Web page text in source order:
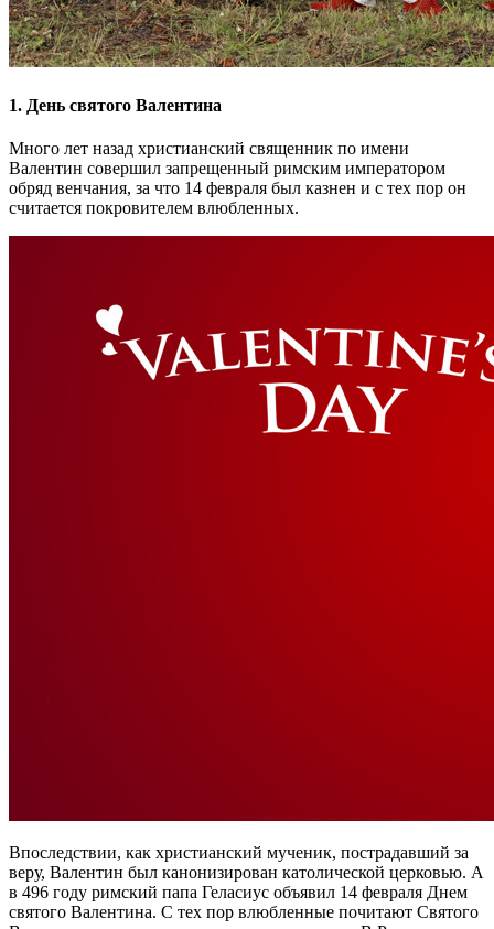
1. День святого Валентина
Много лет назад христианский священник по имени
Валентин совершил запрещенный римским императором
обряд венчания, за что 14 февраля был казнен и с тех пор он
считается покровителем влюбленных.
Впоследствии, как христианский мученик, пострадавший за
веру, Валентин был канонизирован католической церковью. А
в 496 году римский папа Геласиус объявил 14 февраля Днем
святого Валентина. С тех пор влюбленные почитают Святого